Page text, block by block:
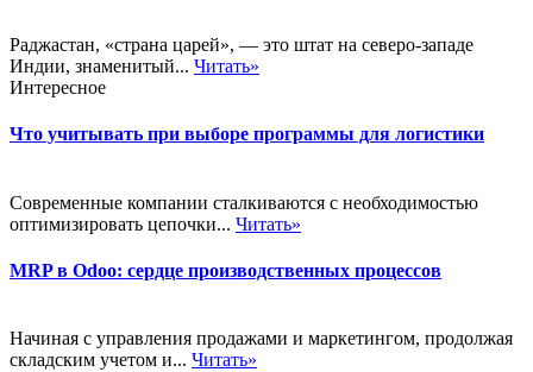
Раджастан, «страна царей», — это штат на северо-западе
Индии, знаменитый... Читать»
Интересное
Что учитывать при выборе программы для логистики
Современные компании сталкиваются с необходимостью
оптимизировать цепочки... Читать»
MRP в Odoo: сердце производственных процессов
Начиная с управления продажами и маркетингом, продолжая
складским учетом и... Читать»